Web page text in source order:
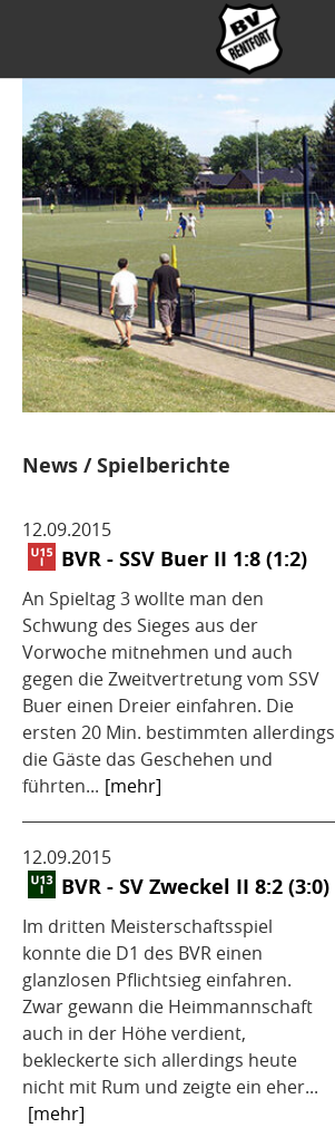
Zum Hauptinhalt springen
News / Spielberichte
12.09.2015
BVR - SSV Buer II 1:8 (1:2)
An Spieltag 3 wollte man den
Schwung des Sieges aus der
Vorwoche mitnehmen und auch
gegen die Zweitvertretung vom SSV
Buer einen Dreier einfahren. Die
ersten 20 Min. bestimmten allerdings
die Gäste das Geschehen und
führten... [mehr]
12.09.2015
BVR - SV Zweckel II 8:2 (3:0)
Im dritten Meisterschaftsspiel
konnte die D1 des BVR einen
glanzlosen Pflichtsieg einfahren.
Zwar gewann die Heimmannschaft
auch in der Höhe verdient,
bekleckerte sich allerdings heute
nicht mit Rum und zeigte ein eher...
[mehr]